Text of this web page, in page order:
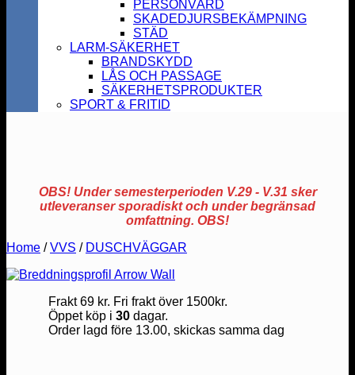
PERSONVÅRD
SKADEDJURSBEKÄMPNING
STÄD
LARM-SÄKERHET
BRANDSKYDD
LÅS OCH PASSAGE
SÄKERHETSPRODUKTER
SPORT & FRITID
OBS! Under semesterperioden V.29 - V.31 sker
utleveranser sporadiskt och under begränsad
omfattning. OBS!
Home / VVS / DUSCHVÄGGAR
Frakt 69 kr. Fri frakt över 1500kr.
Öppet köp i 30dagar.
Order lagd före 13.00, skickas samma dag